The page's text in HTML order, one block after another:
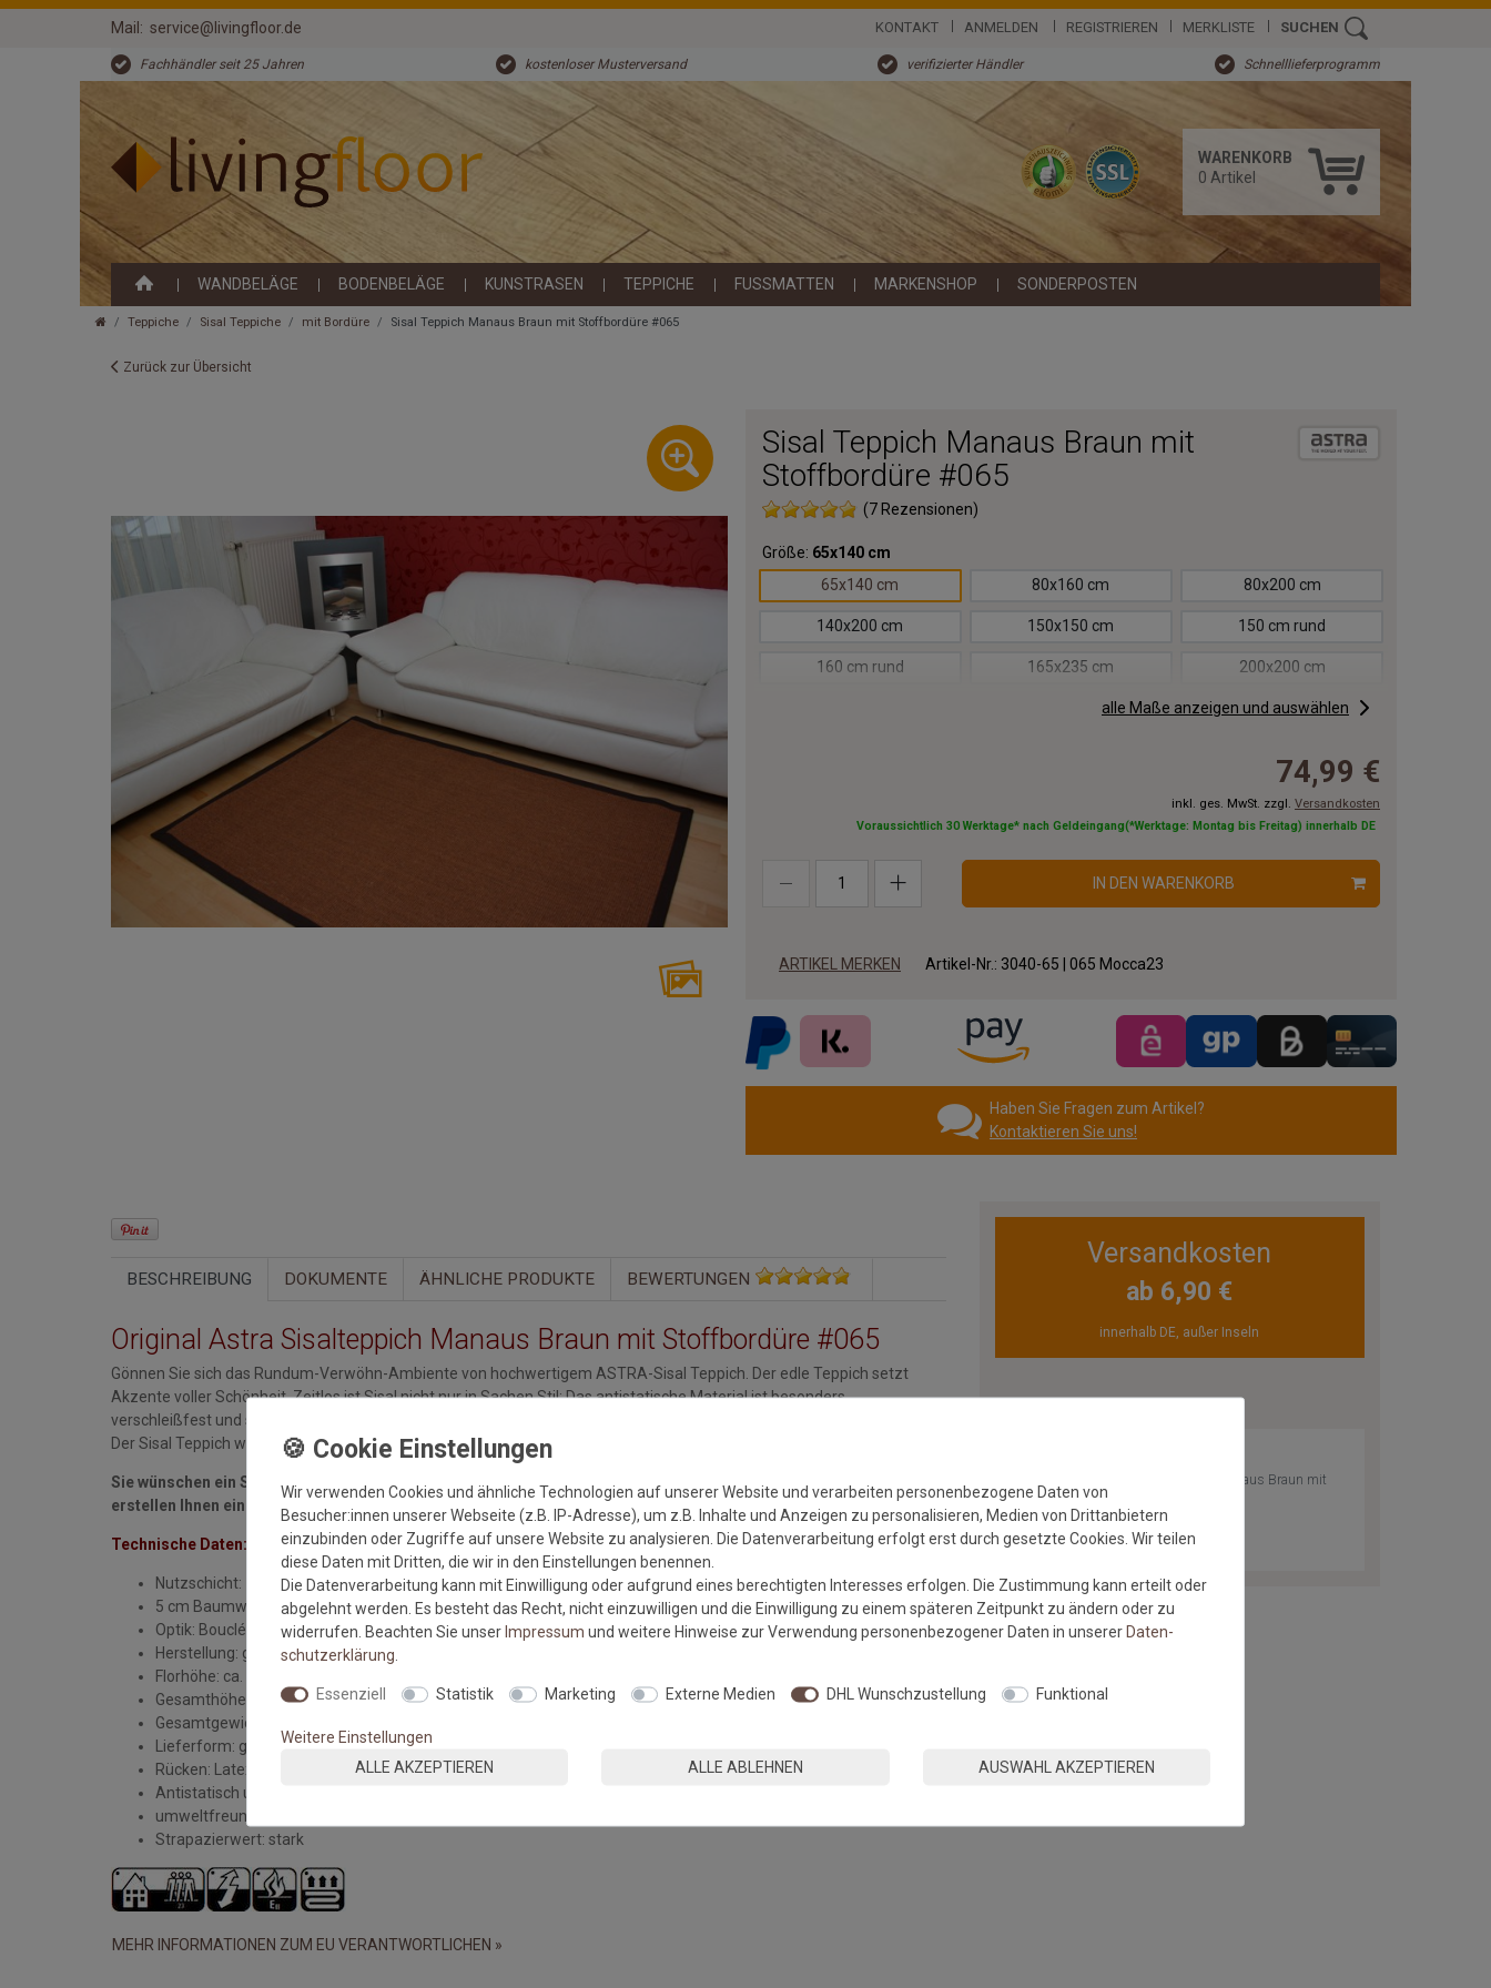
Mail: service@livingfloor.de KONTAKT ANMELDEN REGISTRIEREN MERKLISTE SUCHEN
Fachhändler seit 25 Jahren kostenloser Musterversand verifizierter Händler Schnelllieferprogramm
WARENKORB
0 Artikel
WANDBELÄGE BODENBELÄGE KUNSTRASEN TEPPICHE FUSSMATTEN MARKENSHOP SONDERPOSTEN
Teppiche Sisal Teppiche mit Bordüre Sisal Teppich Manaus Braun mit Stoffbordüre #065
Zurück zur Übersicht
Sisal Teppich Manaus Braun mit
Stoffbordüre #065
(7 Rezensionen)
Größe: 65x140 cm
65x140 cm
80x160 cm 80x200 cm
140x200 cm 150x150 cm 150 cm rund
160 cm rund 165x235 cm 200x200 cm
200x250 cm 200x290 cm
300 cm rund
350 cm rund 300x400 cm
alle Maße anzeigen und auswählen
74,99 €
inkl. ges. MwSt. zzgl. Versandkosten
Voraussichtlich 30 Werktage* nach Geldeingang(*Werktage: Montag bis Freitag) innerhalb DE
IN DEN WARENKORB
ARTIKEL MERKEN Artikel-Nr.: 3040-65 | 065 Mocca23
Haben Sie Fragen zum Artikel?
Kontaktieren Sie uns!
BESCHREIBUNG DOKUMENTE ÄHNLICHE PRODUKTE BEWERTUNGEN
Original Astra Sisalteppich Manaus Braun mit Stoffbordüre #065
Gönnen Sie sich das Rundum-Verwöhn-Ambiente von hochwertigem ASTRA-Sisal Teppich. Der edle Teppich setzt
Akzente voller Schönheit. Zeitlos ist Sisal nicht nur in Sachen Stil: Das antistatische Material ist besonders
verschleißfest und sehr haltbar. Der Rücken ist ein Latexrücken, somit ist ein Verrtuschen des Teppichs fast unmöglich.
Der Sisal Teppich wird im gerollten Zustand geliefert.
Sie wünschen ein Sondermaß? Kein Problem! Bitte kontaktieren Sie uns unter service@livingfloor.com
und wir
erstellen Ihnen ein unverbindliches Angebot. Die Lieferzeit bei Sondermaßanfertigungen beträgt ca. 2 Wochen.
Technische Daten:
Nutzschicht: 100% Sisal
5 cm Baumwollbordüre
Optik: Bouclé
Herstellung: gewebt
Florhöhe: ca. 5 mm
Gesamthöhe: ca. 6 mm
Gesamtgewicht: ca. 1900 gr./m²
Lieferform: gerollt
Rücken: Latexwaffelrücken
Antistatisch und Fußbodenheizung geeignet
umweltfreundlich und schadstoffgeprüft
Strapazierwert: stark
MEHR INFORMATIONEN ZUM EU VERANTWORTLICHEN »
Versandkosten
ab 6,90 €
innerhalb DE, außer Inseln
Sisal Teppich Manaus Braun mit
Wir verwenden Cookies und ähnliche Technologien auf unserer Website und verarbeiten personenbezogene Daten von
Besucher:innen unserer Webseite (z.B. IP-Adresse), um z.B. Inhalte und Anzeigen zu personalisieren, Medien von Drittanbietern
einzubinden oder Zugriffe auf unsere Website zu analysieren. Die Datenverarbeitung erfolgt erst durch gesetzte Cookies. Wir teilen
diese Daten mit Dritten, die wir in den Einstellungen benennen.
Die Datenverarbeitung kann mit Einwilligung oder aufgrund eines berechtigten Interesses erfolgen. Die Zustimmung kann erteilt oder
abgelehnt werden. Es besteht das Recht, nicht einzuwilligen und die Einwilligung zu einem späteren Zeitpunkt zu ändern oder zu
widerrufen. Beachten Sie unserImpressum und weitere Hinweise zur Verwendung personenbezogener Daten in unsererDaten­
schutz­erklärung
Essenziell Statistik Marketing Externe Medien DHL Wunschzustellung Funktional
Weitere Einstellungen
ALLE AKZEPTIEREN
ALLE ABLEHNEN AUSWAHL AKZEPTIEREN